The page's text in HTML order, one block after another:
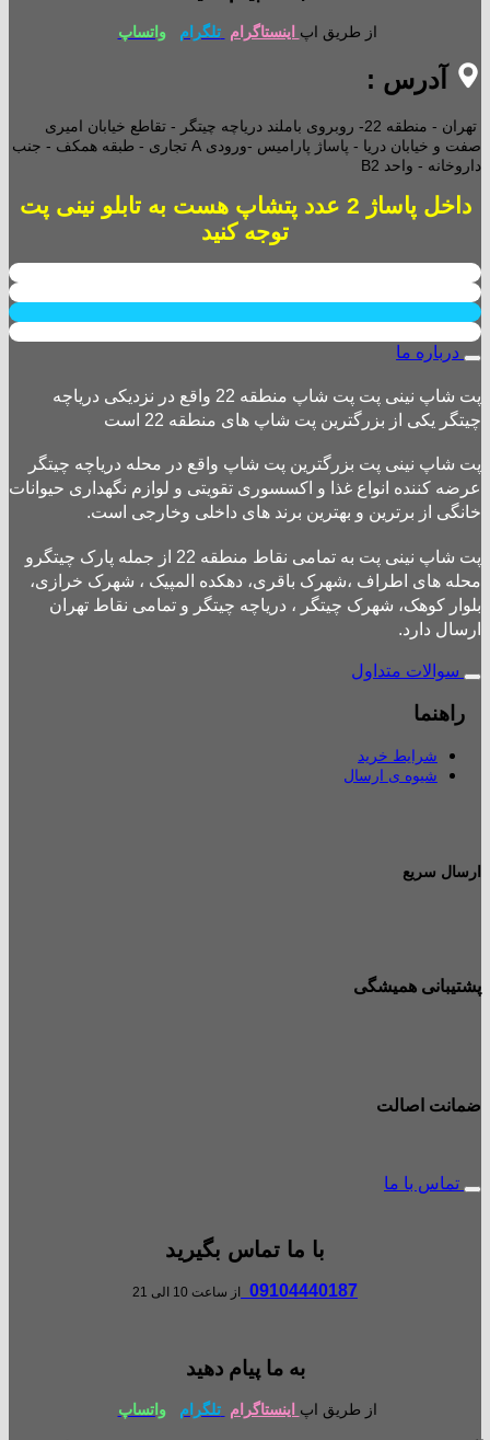
از طریق اپ اینستاگرام تلگرام واتساپ
آدرس :
تهران - منطقه 22- روبروی باملند دریاچه چیتگر - تقاطع خیابان امیری
صفت و خیابان دریا - پاساژ پارامیس -ورودی A تجاری -
طبقه همکف - جنب
داروخانه - واحد B2
داخل پاساژ 2 عدد پتشاپ هست به تابلو نینی پت
توجه کنید
درباره ما
پت شاپ نینی پت پت شاپ منطقه 22 واقع در نزدیکی دریاچه
چیتگر یکی از بزرگترین پت شاپ های منطقه 22 است
پت شاپ نینی پت بزرگترین پت شاپ واقع در محله دریاچه چیتگر
عرضه کننده انواع غذا و اکسسوری تقویتی و لوازم نگهداری حیوانات
خانگی از برترین و بهترین برند های داخلی وخارجی است.
پت شاپ نینی پت به تمامی نقاط منطقه 22 از جمله پارک چیتگرو
محله های اطراف ،شهرک باقری، دهکده المپیک ، شهرک خرازی،
بلوار کوهک، شهرک چیتگر ، دریاچه چیتگر و تمامی نقاط تهران
ارسال دارد.
سوالات متداول
راهنما
شرایط خرید
شیوه ی ارسال
ارسال سریع
پشتیبانی همیشگی
ضمانت اصالت
تماس با ما
با ما تماس بگیرید
09104440187 از ساعت 10 الی 21
به ما پیام دهید
از طریق اپ اینستاگرام تلگرام واتساپ